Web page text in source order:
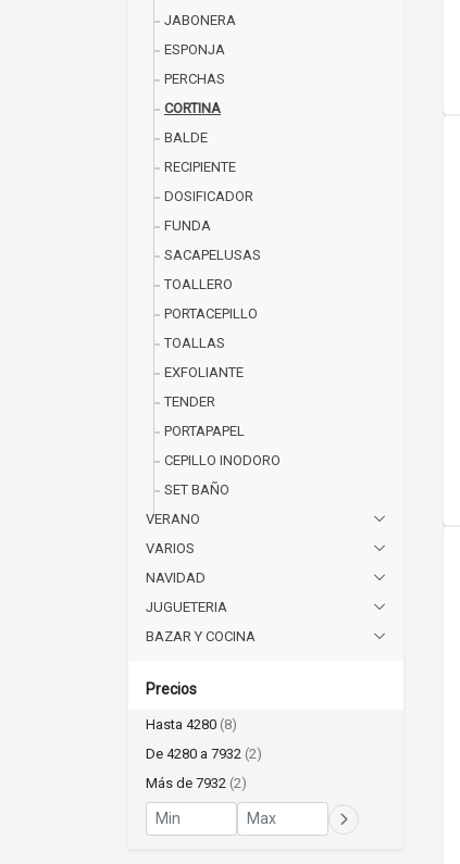
JABONERA
ESPONJA
PERCHAS
CORTINA
BALDE
RECIPIENTE
DOSIFICADOR
FUNDA
SACAPELUSAS
TOALLERO
PORTACEPILLO
TOALLAS
EXFOLIANTE
TENDER
PORTAPAPEL
CEPILLO INODORO
SET BAÑO
VERANO
VARIOS
NAVIDAD
JUGUETERIA
BAZAR Y COCINA
Precios
Hasta 4280 (8)
De 4280 a 7932 (2)
Más de 7932 (2)